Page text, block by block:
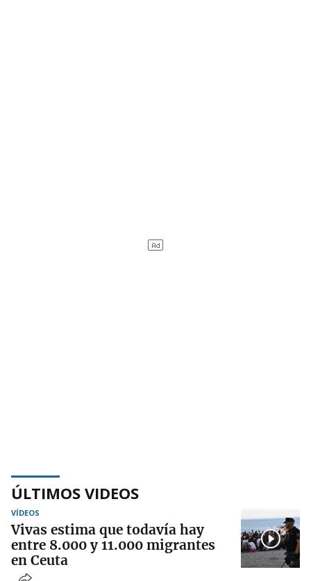
ÚLTIMOS VIDEOS
VÍDEOS
Vivas estima que todavía hay
entre 8.000 y 11.000 migrantes
en Ceuta